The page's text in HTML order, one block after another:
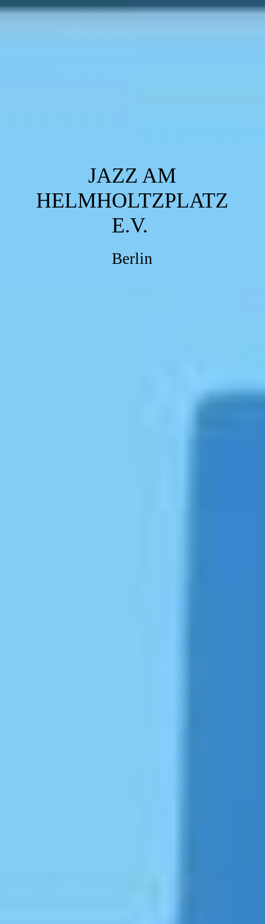
JAZZ AM
HELMHOLTZPLATZ
E.V.
Berlin